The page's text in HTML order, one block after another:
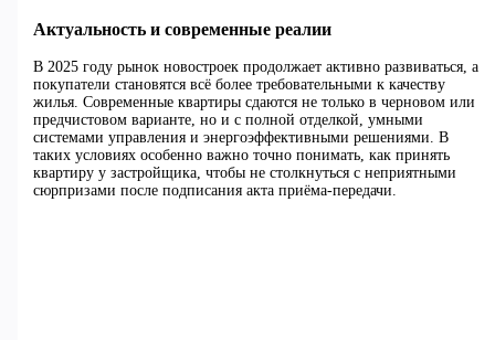
Актуальность и современные реалии
В 2025 году рынок новостроек продолжает активно развиваться, а
покупатели становятся всё более требовательными к качеству
жилья. Современные квартиры сдаются не только в черновом или
предчистовом варианте, но и с полной отделкой, умными
системами управления и энергоэффективными решениями. В
таких условиях особенно важно точно понимать, как принять
квартиру у застройщика, чтобы не столкнуться с неприятными
сюрпризами после подписания акта приёма-передачи.